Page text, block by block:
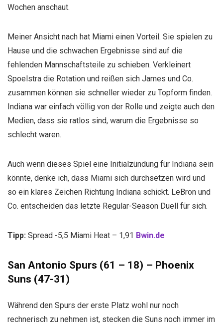
Wochen anschaut.
Meiner Ansicht nach hat Miami einen Vorteil. Sie spielen zu
Hause und die schwachen Ergebnisse sind auf die
fehlenden Mannschaftsteile zu schieben. Verkleinert
Spoelstra die Rotation und reißen sich James und Co.
zusammen können sie schneller wieder zu Topform finden.
Indiana war einfach völlig von der Rolle und zeigte auch den
Medien, dass sie ratlos sind, warum die Ergebnisse so
schlecht waren.
Auch wenn dieses Spiel eine Initialzündung für Indiana sein
könnte, denke ich, dass Miami sich durchsetzen wird und
so ein klares Zeichen Richtung Indiana schickt. LeBron und
Co. entscheiden das letzte Regular-Season Duell für sich.
Tipp: Spread -5,5 Miami Heat – 1,91 Bwin.de
San Antonio Spurs (61 – 18) – Phoenix
Suns (47-31)
Während den Spurs der erste Platz wohl nur noch
rechnerisch zu nehmen ist, stecken die Suns noch immer im